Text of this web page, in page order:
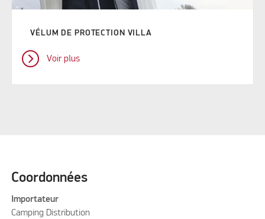
VÉLUM DE PROTECTION VILLA
Voir plus
Coordonnées
Importateur
Camping Distribution